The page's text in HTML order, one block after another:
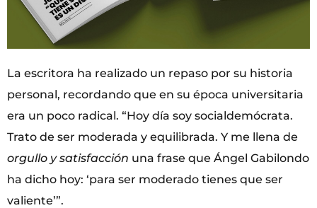
La escritora ha realizado un repaso por su historia
personal, recordando que en su época universitaria
era un poco radical. “Hoy día soy socialdemócrata.
Trato de ser moderada y equilibrada. Y me llena de
orgullo y satisfacción una frase que Ángel Gabilondo
ha dicho hoy: ‘para ser moderado tienes que ser
valiente’”.